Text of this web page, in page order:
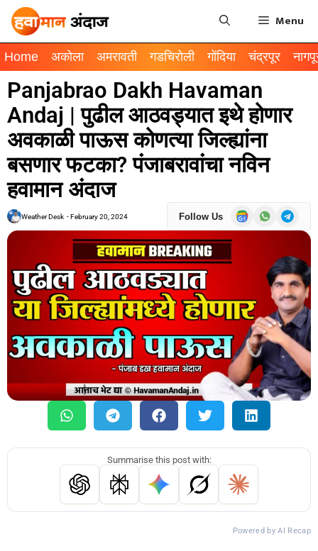
Menu
Home अकोला अमरावती गडचिरोली गोंदिया चंद्रपूर
Panjabrao Dakh Havaman
Andaj | पुढील आठवड्यात इथे होणार
अवकाळी पाऊस कोणत्या जिल्ह्यांना
बसणार फटका? पंजाबरावांचा नविन
हवामान अंदाज
Weather Desk -February 20, 2024 Follow Us
Summarise this post with:
Powered by AI Recap